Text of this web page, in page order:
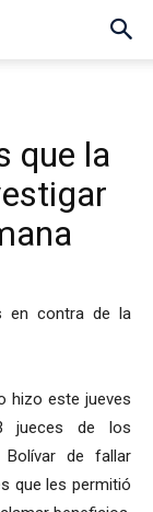
que la
en contra de la
hizo este jueves
jueces de los
Bolívar de fallar
que les permitió